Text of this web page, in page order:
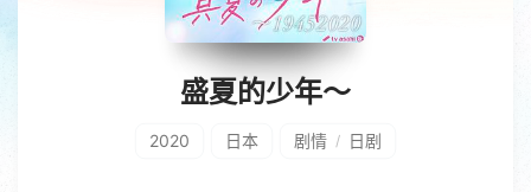
盛夏的少年～
2020 日本 剧情 / 日剧